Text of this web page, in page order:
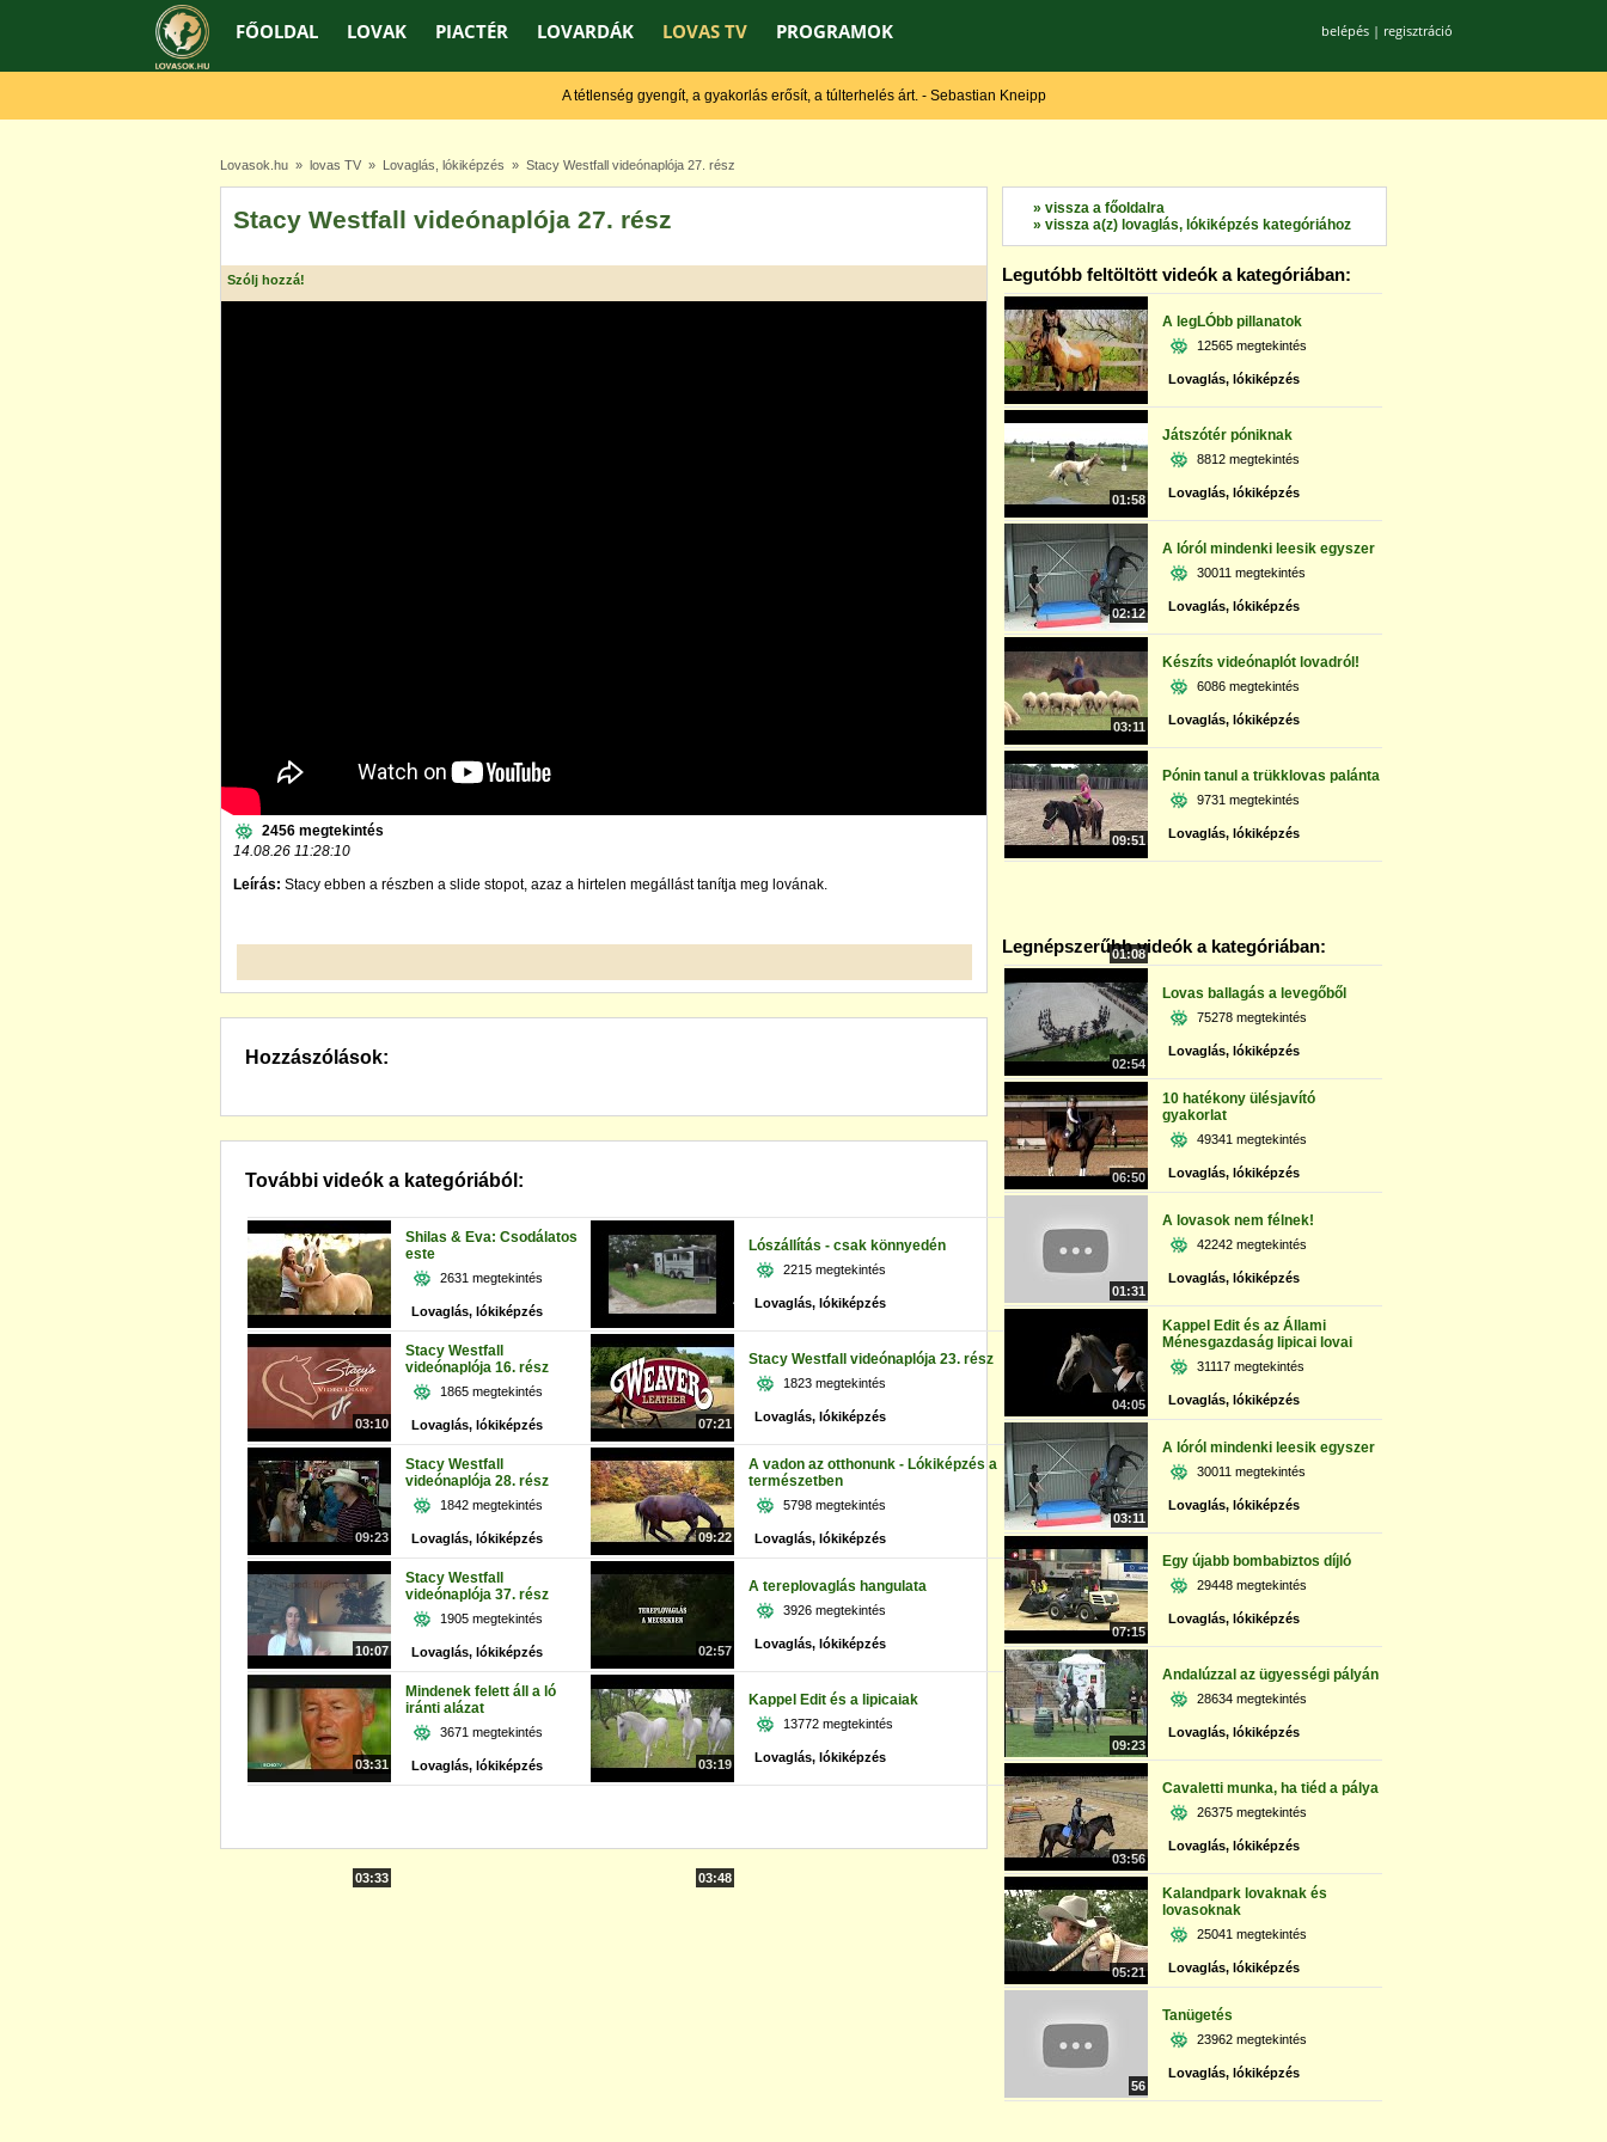
FŐOLDAL LOVAK PIACTÉR LOVARDÁK LOVAS TV PROGRAMOK belépés| regisztráció
A tétlenség gyengít, a gyakorlás erősít, a túlterhelés árt. - Sebastian Kneipp
Lovasok.hu » lovas TV » Lovaglás, lókiképzés » Stacy Westfall videónaplója 27. rész
Stacy Westfall videónaplója 27. rész
Szólj hozzá!
2456 megtekintés
14.08.26 11:28:10
Leírás: Stacy ebben a részben a slide stopot, azaz a hirtelen megállást tanítja meg lovának.
Hozzászólások:
További videók a kategóriából:
03:10
Shilas & Eva: Csodálatos
este
2631 megtekintés
Lovaglás, lókiképzés
07:21
Lószállítás - csak könnyedén
2215 megtekintés
Lovaglás, lókiképzés
09:23
Stacy Westfall
videónaplója 16. rész
1865 megtekintés
Lovaglás, lókiképzés
09:22
Stacy Westfall videónaplója 23. rész
1823 megtekintés
Lovaglás, lókiképzés
10:07
Stacy Westfall
videónaplója 28. rész
1842 megtekintés
Lovaglás, lókiképzés
02:57
A vadon az otthonunk - Lókiképzés a
természetben
5798 megtekintés
Lovaglás, lókiképzés
03:31
Stacy Westfall
videónaplója 37. rész
1905 megtekintés
Lovaglás, lókiképzés
03:19
A tereplovaglás hangulata
3926 megtekintés
Lovaglás, lókiképzés
03:33
Mindenek felett áll a ló
iránti alázat
3671 megtekintés
Lovaglás, lókiképzés
03:48
Kappel Edit és a lipicaiak
13772 megtekintés
Lovaglás, lókiképzés
» vissza a főoldalra
» vissza a(z) lovaglás, lókiképzés kategóriához
Legutóbb feltöltött videók a kategóriában:
01:58
A legLÓbb pillanatok
12565 megtekintés
Lovaglás, lókiképzés
02:12
Játszótér póniknak
8812 megtekintés
Lovaglás, lókiképzés
03:11
A lóról mindenki leesik egyszer
30011 megtekintés
Lovaglás, lókiképzés
09:51
Készíts videónaplót lovadról!
6086 megtekintés
Lovaglás, lókiképzés
01:08
Pónin tanul a trükklovas palánta
9731 megtekintés
Lovaglás, lókiképzés
Legnépszerűbb videók a kategóriában:
02:54
Lovas ballagás a levegőből
75278 megtekintés
Lovaglás, lókiképzés
06:50
10 hatékony ülésjavító
gyakorlat
49341 megtekintés
Lovaglás, lókiképzés
01:31
A lovasok nem félnek!
42242 megtekintés
Lovaglás, lókiképzés
04:05
Kappel Edit és az Állami
Ménesgazdaság lipicai lovai
31117 megtekintés
Lovaglás, lókiképzés
03:11
A lóról mindenki leesik egyszer
30011 megtekintés
Lovaglás, lókiképzés
07:15
Egy újabb bombabiztos díjló
29448 megtekintés
Lovaglás, lókiképzés
09:23
Andalúzzal az ügyességi pályán
28634 megtekintés
Lovaglás, lókiképzés
03:56
Cavaletti munka, ha tiéd a pálya
26375 megtekintés
Lovaglás, lókiképzés
05:21
Kalandpark lovaknak és
lovasoknak
25041 megtekintés
Lovaglás, lókiképzés
56
Tanügetés
23962 megtekintés
Lovaglás, lókiképzés